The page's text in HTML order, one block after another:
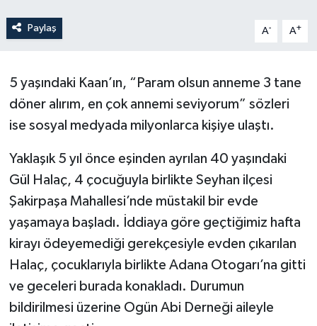
Paylaş A- A+
5 yaşındaki Kaan’ın, “Param olsun anneme 3 tane
döner alırım, en çok annemi seviyorum” sözleri
ise sosyal medyada milyonlarca kişiye ulaştı.
Yaklaşık 5 yıl önce eşinden ayrılan 40 yaşındaki
Gül Halaç, 4 çocuğuyla birlikte Seyhan ilçesi
Şakirpaşa Mahallesi’nde müstakil bir evde
yaşamaya başladı. İddiaya göre geçtiğimiz hafta
kirayı ödeyemediği gerekçesiyle evden çıkarılan
Halaç, çocuklarıyla birlikte Adana Otogarı’na gitti
ve geceleri burada konakladı. Durumun
bildirilmesi üzerine Ogün Abi Derneği aileyle